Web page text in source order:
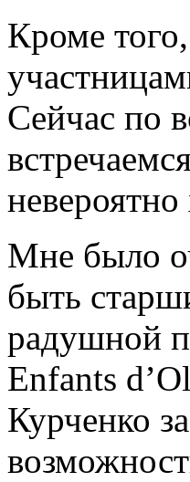
Кроме
Сейчас по
Мне было
быть
радушной
Enfants
Курченко